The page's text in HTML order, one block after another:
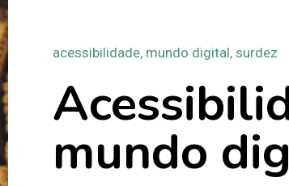
acessibilidade, mundo digital, surdez
mundo